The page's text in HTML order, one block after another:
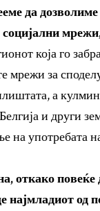
да
која го
мрежи за
а
и други
на употребата
откако повеќе
најмладиот од